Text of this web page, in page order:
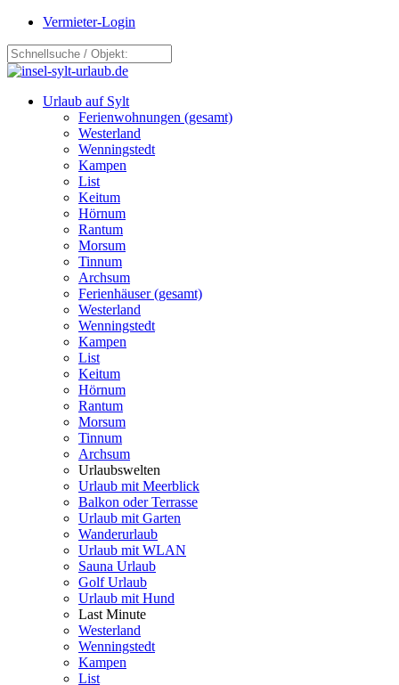
Vermieter-Login
Urlaub auf Sylt
Ferienwohnungen (gesamt)
Westerland
Wenningstedt
Kampen
List
Keitum
Hörnum
Rantum
Morsum
Tinnum
Archsum
Ferienhäuser (gesamt)
Westerland
Wenningstedt
Kampen
List
Keitum
Hörnum
Rantum
Morsum
Tinnum
Archsum
Urlaubswelten
Urlaub mit Meerblick
Balkon oder Terrasse
Urlaub mit Garten
Wanderurlaub
Urlaub mit WLAN
Sauna Urlaub
Golf Urlaub
Urlaub mit Hund
Last Minute
Westerland
Wenningstedt
Kampen
List